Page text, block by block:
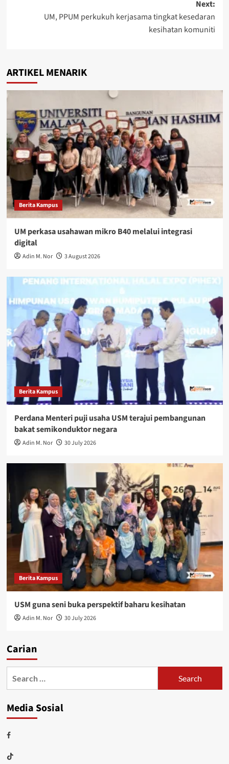
Next:
UM, PPUM perkukuh kerjasama tingkat kesedaran
kesihatan komuniti
ARTIKEL MENARIK
Berita Kampus
UM perkasa usahawan mikro B40 melalui integrasi
digital
Adin M. Nor 3 August 2026
Berita Kampus
Perdana Menteri puji usaha USM terajui pembangunan
bakat semikonduktor negara
Adin M. Nor 30 July 2026
Berita Kampus
USM guna seni buka perspektif baharu kesihatan
Adin M. Nor 30 July 2026
Carian
Media Sosial